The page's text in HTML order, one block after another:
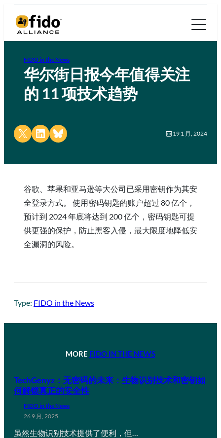
FIDO in the News
华尔街日报今年值得关注
的 11 项技术趋势
Share on X Share on LinkedIn
Share on Bluesky 19 1 月, 2024
谷歌、苹果和亚马逊等大公司已采用密钥作为其安
全登录方式。 使用密码钥匙的账户超过 80 亿个，
预计到 2024 年底将达到 200 亿个，密码钥匙可提
供更强的保护，防止黑客入侵，最大限度地降低安
全漏洞的风险。
Type: FIDO in the News
MORE FIDO IN THE NEWS
TechGenyz：无密码的未来：生物识别技术和密钥如
何解锁真正的安全性
FIDO in the News
26 9 月, 2025
虽然生物识别技术提供了便利，但…